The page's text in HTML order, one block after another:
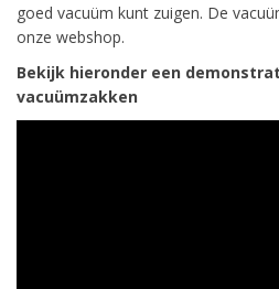
goed vacuüm kunt zuigen. De
onze webshop.
Bekijk hieronder een
vacuümzakken